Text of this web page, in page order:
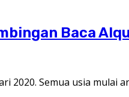
Baca
2020. Semua usia mulai